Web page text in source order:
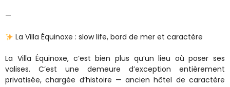
—
La Villa Équinoxe : slow life, bord de mer et caractère
La Villa Équinoxe, c’est bien plus qu’un lieu où poser ses
valises. C’est une demeure d’exception entièrement
privatisée, chargée d’histoire — ancien hôtel de caractère